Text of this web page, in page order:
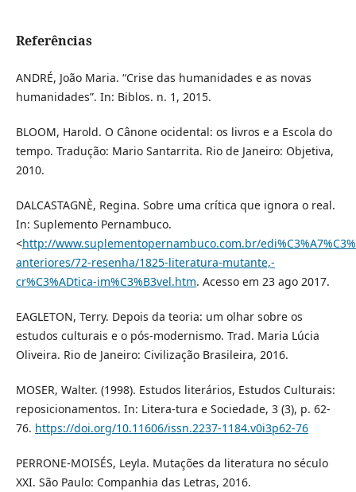
Referências
ANDRÉ, João Maria. “Crise das humanidades e as novas
humanidades”. In: Biblos. n. 1, 2015.
BLOOM, Harold. O Cânone ocidental: os livros e a Escola do
tempo. Tradução: Mario Santarrita. Rio de Janeiro: Objetiva,
2010.
DALCASTAGNÈ, Regina. Sobre uma crítica que ignora o real.
In: Suplemento Pernambuco.
<http://www.suplementopernambuco.com.br/
anteriores/72-resenha/1825-literatura-mutante,-
cr%C3%ADtica-im%C3%B3vel.htm. Acesso em 23 ago 2017.
EAGLETON, Terry. Depois da teoria: um olhar sobre os
estudos culturais e o pós-modernismo. Trad. Maria Lúcia
Oliveira. Rio de Janeiro: Civilização Brasileira, 2016.
MOSER, Walter. (1998). Estudos literários, Estudos Culturais:
reposicionamentos. In: Litera-tura e Sociedade, 3 (3), p. 62-
76. https://doi.org/10.11606/issn.2237-1184.v0i3p62-76
PERRONE-MOISÉS, Leyla. Mutações da literatura no século
XXI. São Paulo: Companhia das Letras, 2016.